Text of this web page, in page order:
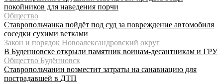
покойников для наведения порчи
Общество
Ставропольчанка пойдёт под суд за повреждение автомобиля
соседки сухими ветками
Закон и порядок Новоалександровский округ
В Буденновске открыли памятник воинам-десантникам и ГРУ
Общество Будённовск
Ставропольчанин возместит затраты на санавиацию для
пострадавшей в ДТП